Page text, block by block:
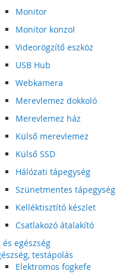
Monitor
Monitor konzol
Videorögzítő eszköz
USB Hub
Webkamera
Merevlemez dokkoló
Merevlemez ház
Külső merevlemez
Külső SSD
Hálózati tápegység
Szünetmentes tápegység
Kelléktisztító készlet
Csatlakozó átalakító
és egészség
testápolás
Elektromos fogkefe